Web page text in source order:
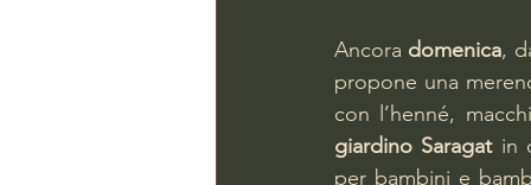
Ancora domenica,
propone una
con l’henné,
giardino Saragat in
per bambini e